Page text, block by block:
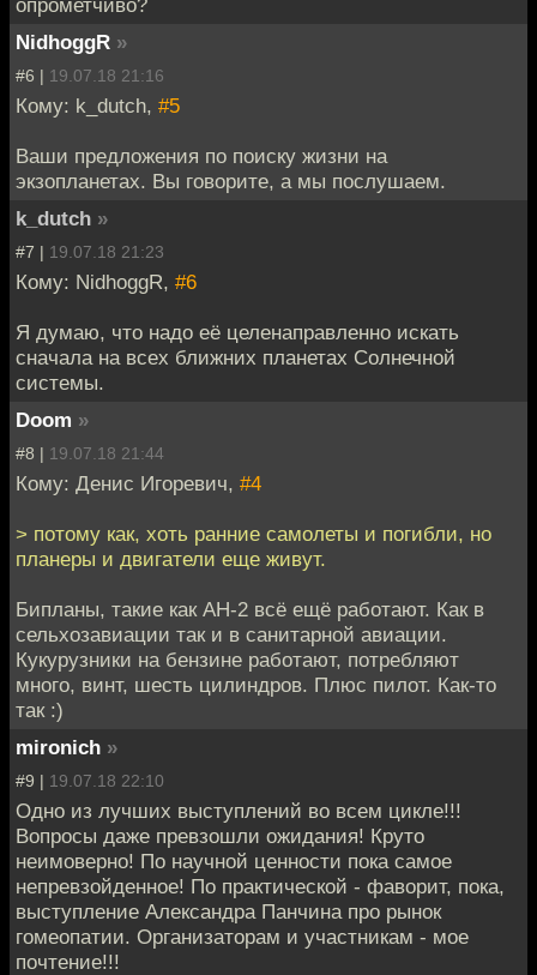
NidhoggR »
#6 | 19.07.18 21:16
Кому: k_dutch, #5
Ваши предложения по поиску жизни на
экзопланетах. Вы говорите, а мы послушаем.
k_dutch »
#7 | 19.07.18 21:23
Кому: NidhoggR, #6
Я думаю, что надо её целенаправленно искать
сначала на всех ближних планетах Солнечной
системы.
Doom »
#8 | 19.07.18 21:44
Кому: Денис Игоревич, #4
> потому как, хоть ранние самолеты и погибли, но
планеры и двигатели еще живут.
Бипланы, такие как АН-2 всё ещё работают. Как в
сельхозавиации так и в санитарной авиации.
Кукурузники на бензине работают, потребляют
много, винт, шесть цилиндров. Плюс пилот. Как-то
так :)
mironich »
#9 | 19.07.18 22:10
Одно из лучших выступлений во всем цикле!!!
Вопросы даже превзошли ожидания! Круто
неимоверно! По научной ценности пока самое
непревзойденное! По практической - фаворит, пока,
выступление Александра Панчина про рынок
гомеопатии. Организаторам и участникам - мое
почтение!!!